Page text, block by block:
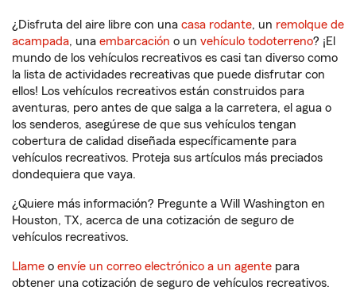
¿Disfruta del aire libre con una casa rodante, un remolque de
acampada, una embarcación o un vehículo todoterreno? ¡El
mundo de los vehículos recreativos es casi tan diverso como
la lista de actividades recreativas que puede disfrutar con
ellos! Los vehículos recreativos están construidos para
aventuras, pero antes de que salga a la carretera, el agua o
los senderos, asegúrese de que sus vehículos tengan
cobertura de calidad diseñada específicamente para
vehículos recreativos. Proteja sus artículos más preciados
dondequiera que vaya.
¿Quiere más información? Pregunte a Will Washington en
Houston, TX, acerca de una cotización de seguro de
vehículos recreativos.
Llame o envíe un correo electrónico a un agente para
obtener una cotización de seguro de vehículos recreativos.